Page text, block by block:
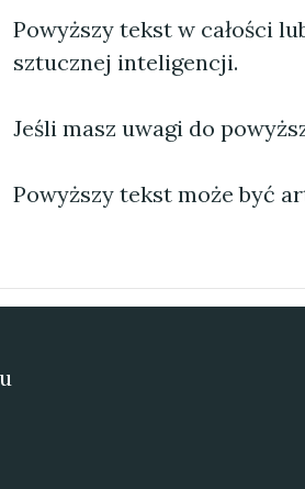
Powyższy tekst w całości
sztucznej inteligencji.
Jeśli masz uwagi do
Powyższy tekst może być